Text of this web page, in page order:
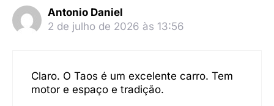
Antonio Daniel
2 de julho de 2026 às 13:56
Claro. O Taos é um excelente carro. Tem
motor e espaço e tradição.